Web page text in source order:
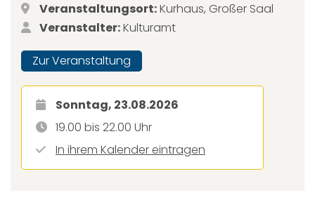
Veranstaltungsort:Kurhaus, Großer Saal
Veranstalter:Kulturamt
Zur Veranstaltung
Sonntag, 23.08.2026
19.00 bis 22.00 Uhr
In ihrem Kalender eintragen